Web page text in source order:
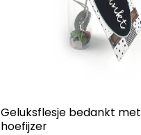
Geluksflesje bedankt met
hoefijzer